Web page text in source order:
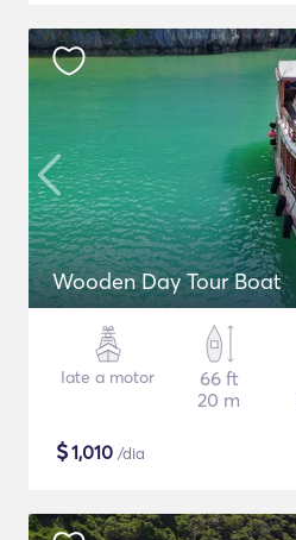
Wooden Day Tour Boat
Iate a motor
66 ft
20 m
$1,010 /dia